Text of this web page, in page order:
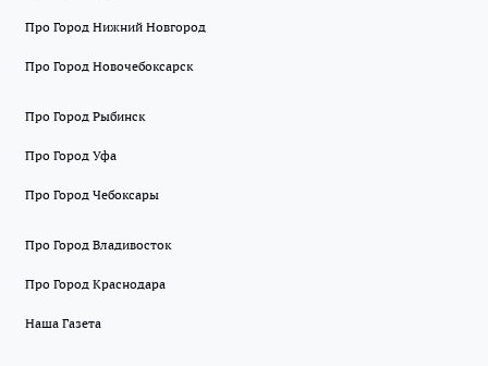
Про Город Нижний Новгород
Про Город Новочебоксарск
Про Город Рыбинск
Про Город Уфа
Про Город Чебоксары
Про Город Владивосток
Про Город Краснодара
Наша Газета